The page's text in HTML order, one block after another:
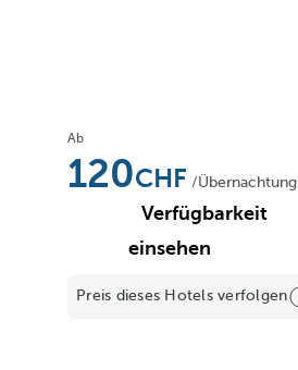
Ab
120 /Übernachtung
Verfügbarkeit
einsehen
Preis dieses Hotels verfolgen